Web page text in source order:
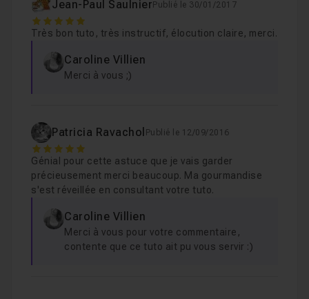
Jean-Paul Saulnier Publié le 30/01/2017
5
Très bon tuto, très instructif, élocution claire, merci.
Caroline Villien
Merci à vous ;)
Patricia Ravachol Publié le 12/09/2016
5
Génial pour cette astuce que je vais garder
précieusement merci beaucoup. Ma gourmandise
s'est réveillée en consultant votre tuto.
Caroline Villien
Merci à vous pour votre commentaire,
contente que ce tuto ait pu vous servir :)